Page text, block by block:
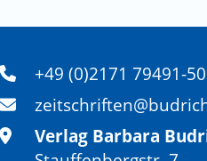
+49 (0)2171 79491-50
Verlag Barbara